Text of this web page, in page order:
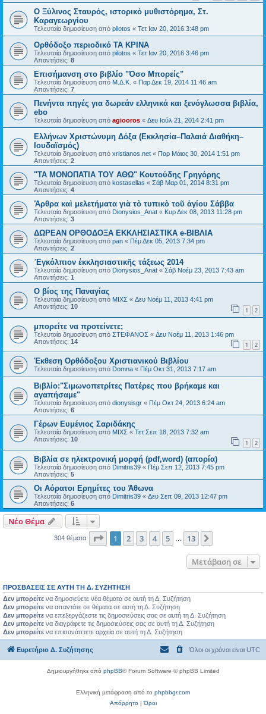
Ο Ξύλινος Σταυρός, ιστορικό μυθιστόρημα, Στ.
Καραγεωργίου
Τελευταία δημοσίευση από pilotos « Τετ Ιαν 20, 2016 3:48 pm
Ορθόδοξο περιοδικό ΤΑ ΚΡΙΝΑ
Τελευταία δημοσίευση από pilotos « Τετ Ιαν 20, 2016 3:46 pm
Απαντήσεις: 8
Επισήμανση στο βιβλίο "Όσο Μπορείς"
Τελευταία δημοσίευση από Μ.Δ.Κ. « Παρ Δεκ 19, 2014 11:46 am
Απαντήσεις: 7
Πενήντα πηγές για δωρεάν ελληνικά και ξενόγλωσσα βιβλία,
ebo
Τελευταία δημοσίευση από agiooros « Δευ Ιούλ 21, 2014 2:41 pm
Ελλήνων Χριστώνυμη Δόξα (Εκκλησία–Παλαιά Διαθήκη–
Ιουδαϊσμός)
Τελευταία δημοσίευση από xristianos.net « Παρ Μάιος 30, 2014 1:51 pm
Απαντήσεις: 2
"ΤΑ ΜΟΝΟΠΑΤΙΑ ΤΟΥ ΑΘΩ" Κουτούδης Γρηγόρης
Τελευταία δημοσίευση από kostasellas « Σάβ Μαρ 01, 2014 8:31 pm
Απαντήσεις: 4
Ἄρθρα καὶ μελετήματα γιὰ τὸ τυπικὸ τοῦ ἁγίου Σάββα
Τελευταία δημοσίευση από Dionysios_Anat « Κυρ Δεκ 08, 2013 11:28 pm
Απαντήσεις: 3
ΔΩΡΕΑΝ ΟΡΘΟΔΟΞΑ ΕΚΚΛΗΣΙΑΣΤΙΚΑ e-ΒΙΒΛΙΑ
Τελευταία δημοσίευση από pan « Πέμ Δεκ 05, 2013 7:34 pm
Απαντήσεις: 2
᾿Εγκόλπιον ἐκκλησιαστικῆς τάξεως 2014
Τελευταία δημοσίευση από Dionysios_Anat « Σάβ Νοέμ 23, 2013 7:43 am
Απαντήσεις: 1
Ο βίος της Παναγίας
Τελευταία δημοσίευση από ΜΙΧΣ « Δευ Νοέμ 11, 2013 4:41 pm
Απαντήσεις: 10 1 2
μπορείτε να προτείνετε;
Τελευταία δημοσίευση από ΣΤΕΦΑΝΟΣ « Δευ Νοέμ 11, 2013 1:46 pm
Απαντήσεις: 14 1 2
Έκθεση Ορθόδοξου Χριστιανικού Βιβλίου
Τελευταία δημοσίευση από Domna « Πέμ Οκτ 31, 2013 7:17 am
Βιβλίο:"Σιμωνοπετρίτες Πατέρες που βρήκαμε και
αγαπήσαμε"
Τελευταία δημοσίευση από dionysisgr « Πέμ Οκτ 24, 2013 6:24 am
Απαντήσεις: 6
Γέρων Ευμένιος Σαριδάκης
Τελευταία δημοσίευση από ΜΙΧΣ « Τετ Σεπ 18, 2013 7:32 am
Απαντήσεις: 10 1 2
Βιβλία σε ηλεκτρονική μορφή (pdf,word) (απορία)
Τελευταία δημοσίευση από Dimitris39 « Πέμ Σεπ 12, 2013 7:45 pm
Απαντήσεις: 5
Οι Αόρατοι Ερημίτες του Άθωνα
Τελευταία δημοσίευση από Dimitris39 « Δευ Σεπ 09, 2013 12:47 pm
Απαντήσεις: 6
Νέο Θέμα
304 θέματα Σελίδα από13
1 2 3 4 5 13
Μετάβαση σε
ΠΡΟΣΒΆΣΕΙΣ ΣΕ ΑΥΤΉ ΤΗ Δ. ΣΥΖΉΤΗΣΗ
Δεν μπορείτε να δημοσιεύετε νέα θέματα σε αυτή τη Δ. Συζήτηση
Δεν μπορείτε να απαντάτε σε θέματα σε αυτή τη Δ. Συζήτηση
Δεν μπορείτε να επεξεργάζεστε τις δημοσιεύσεις σας σε αυτή τη Δ. Συζήτηση
Δεν μπορείτε να διαγράφετε τις δημοσιεύσεις σας σε αυτή τη Δ. Συζήτηση
Δεν μπορείτε να επισυνάπτετε αρχεία σε αυτή τη Δ. Συζήτηση
Ευρετήριο Δ. Συζήτησης Όλοι οι χρόνοι είναι UTC
Δημιουργήθηκε από phpBB® Forum Software © phpBB Limited
Ελληνική μετάφραση από το phpbbgr.com
Απόρρητο|Όροι